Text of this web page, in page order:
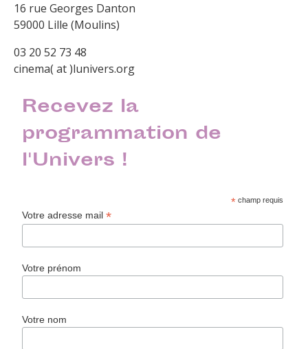
16 rue Georges Danton
59000 Lille (Moulins)
03 20 52 73 48
cinema( at )lunivers.org
Recevez la
programmation de
l'Univers !
* champ requis
Votre adresse mail*
Votre prénom
Votre nom